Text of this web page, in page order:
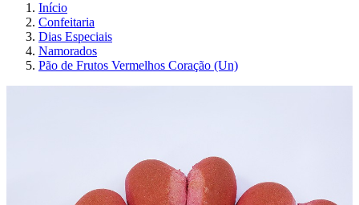
Início
Confeitaria
Dias Especiais
Namorados
Pão de Frutos Vermelhos Coração (Un)